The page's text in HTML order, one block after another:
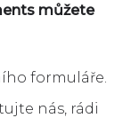
můžete
formuláře.
nás, rádi